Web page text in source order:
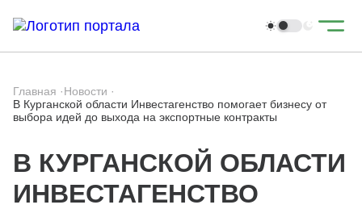
Главная ·Новости ·
В Курганской области Инвестагенство помогает бизнесу от
выбора идей до выхода на экспортные контракты
В КУРГАНСКОЙ ОБЛАСТИ
ИНВЕСТАГЕНСТВО